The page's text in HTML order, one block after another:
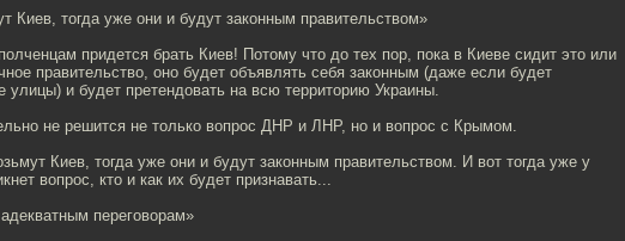
Киев, тогда уже они и будут законным правительством»
придется брать Киев! Потому что до тех пор, пока в Киеве сидит это или
правительство, оно будет объявлять себя законным (даже если будет
улицы) и будет претендовать на всю территорию Украины.
не решится не только вопрос ДНР и ЛНР, но и вопрос с Крымом.
Киев, тогда уже они и будут законным правительством. И вот тогда уже у
вопрос, кто и как их будет признавать...
переговорам»